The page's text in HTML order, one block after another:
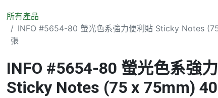
所有產品
INFO #5654-80 螢光色系強力便利貼 Sticky Notes
張
INFO #5654-80 螢光色系強
Sticky Notes (75 x 75mm)